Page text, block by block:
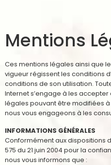
Mentions
Ces mentions légales ainsi que
vigueur régissent les conditions
conditions de son utilisation.
Internet s’engage à les
légales pouvant être modifiées
nous vous engageons à les
INFORMATIONS GÉNÉRALES
Conformément aux dispositions
575 du 21 juin 2004 pour la
nous vous informons que :